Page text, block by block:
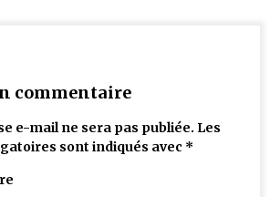
commentaire
e-mail ne sera pas publiée. Les
sont indiqués avec *